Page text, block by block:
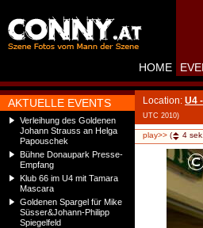
AKTUELLE EVENTS
Verleihung des Goldenen
Johann Strauss an Helga
Papouschek
Bühne Donaupark Presse-
Empfang
Klub 66 im U4 mit Tamara
Mascara
Goldenen Spargel für Mike
Süsser&Johann-Philipp
Spiegelfeld
HOME
Location: U4
UTC 2010)
play>> ( 4